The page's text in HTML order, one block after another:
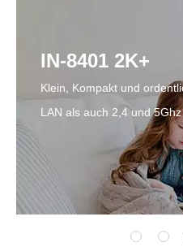
IN-8401 2K+
Klein, Kompakt und
LAN als auch 2,4 und